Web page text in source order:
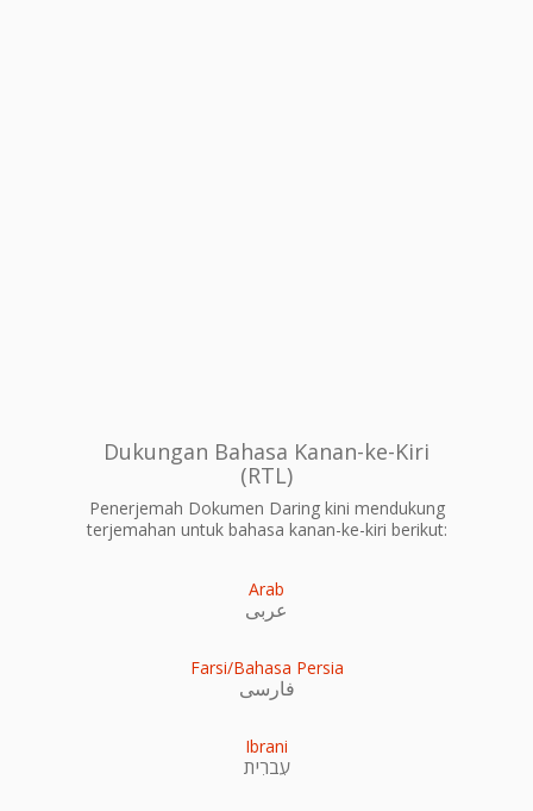
Dukungan Bahasa Kanan-ke-Kiri
(RTL)
Penerjemah Dokumen Daring kini mendukung
terjemahan untuk bahasa kanan-ke-kiri berikut:
Arab
عربى
Farsi/Bahasa Persia
فارسی
Ibrani
עִברִית